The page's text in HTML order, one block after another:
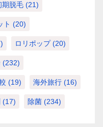
期脱毛 (21)
ト (20)
ロリポップ(20)
(232)
(19) 海外旅行 (16)
(17) 除菌 (234)